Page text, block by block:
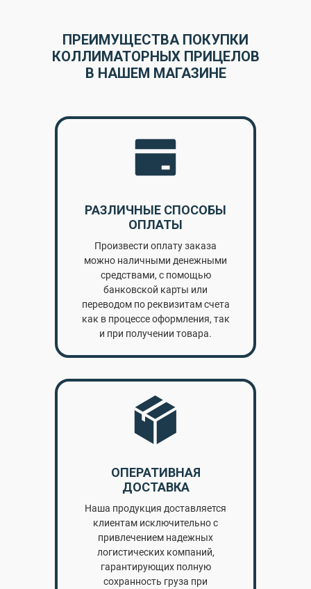
ПРЕИМУЩЕСТВА ПОКУПКИ
КОЛЛИМАТОРНЫХ ПРИЦЕЛОВ
В НАШЕМ МАГАЗИНЕ
РАЗЛИЧНЫЕ СПОСОБЫ
ОПЛАТЫ
Произвести оплату заказа
можно наличными денежными
средствами, с помощью
банковской карты или
переводом по реквизитам счета
как в процессе оформления, так
и при получении товара.
ОПЕРАТИВНАЯ
ДОСТАВКА
Наша продукция доставляется
клиентам исключительно с
привлечением надежных
логистических компаний,
гарантирующих полную
сохранность груза при